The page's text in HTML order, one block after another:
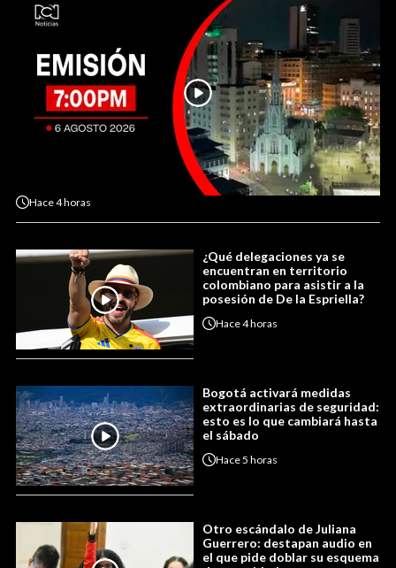
Hace4 horas
¿Qué delegaciones ya se
encuentran en territorio
colombiano para asistir a la
posesión de De la Espriella?
Hace4 horas
Bogotá activará medidas
extraordinarias de seguridad:
esto es lo que cambiará hasta
el sábado
Hace5 horas
Otro escándalo de Juliana
Guerrero: destapan audio en
el que pide doblar su esquema